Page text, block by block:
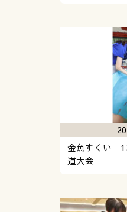
金魚すくい
道大会